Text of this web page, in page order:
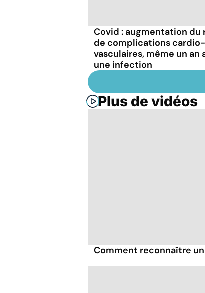
Covid : augmentation du
de complications cardio-
vasculaires, même un an
une infection
Plus de vidéos
Comment reconnaître